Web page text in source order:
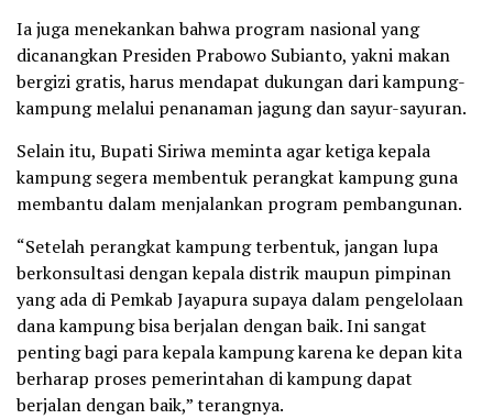
Ia juga menekankan bahwa program nasional yang
dicanangkan Presiden Prabowo Subianto, yakni makan
bergizi gratis, harus mendapat dukungan dari kampung-
kampung melalui penanaman jagung dan sayur-sayuran.
Selain itu, Bupati Siriwa meminta agar ketiga kepala
kampung segera membentuk perangkat kampung guna
membantu dalam menjalankan program pembangunan.
“Setelah perangkat kampung terbentuk, jangan lupa
berkonsultasi dengan kepala distrik maupun pimpinan
yang ada di Pemkab Jayapura supaya dalam pengelolaan
dana kampung bisa berjalan dengan baik. Ini sangat
penting bagi para kepala kampung karena ke depan kita
berharap proses pemerintahan di kampung dapat
berjalan dengan baik,” terangnya.